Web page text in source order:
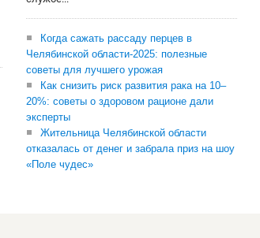
Когда сажать рассаду перцев в
Челябинской области-2025: полезные
советы для лучшего урожая
Как снизить риск развития рака на 10–
20%: советы о здоровом рационе дали
эксперты
Жительница Челябинской области
отказалась от денег и забрала приз на шоу
«Поле чудес»